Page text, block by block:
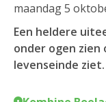
maandag 5
Een heldere
onder ogen zien
levenseinde